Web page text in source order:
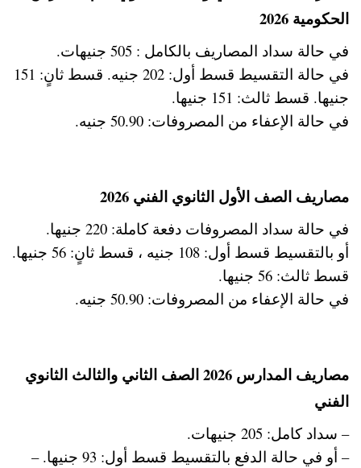
الحكومية 2026
في حالة سداد المصاريف بالكامل : 505 جنيهات.
في حالة التقسيط قسط أول: 202 جنيه. قسط ثانٍ: 151
جنيها. قسط ثالث: 151 جنيها.
في حالة الإعفاء من المصروفات: 50.90 جنيه.
مصاريف الصف الأول الثانوي الفني 2026
في حالة سداد المصروفات دفعة كاملة: 220 جنيها.
أو بالتقسيط قسط أول: 108 جنيه ، قسط ثانٍ: 56 جنيها.
قسط ثالث: 56 جنيها.
في حالة الإعفاء من المصروفات: 50.90 جنيه.
مصاريف المدارس 2026 الصف الثاني والثالث الثانوي
الفني
– سداد كامل: 205 جنيهات.
– أو في حالة الدفع بالتقسيط قسط أول: 93 جنيها. –